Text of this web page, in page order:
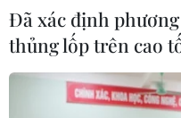
Đã xác định
thủng lốp trên cao